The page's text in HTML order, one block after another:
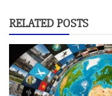
RELATED POSTS